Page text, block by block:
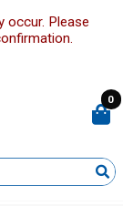
occur. Please
0